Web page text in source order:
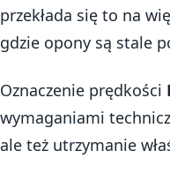
przekłada się to na
gdzie opony są stale
Oznaczenie prędkości
wymaganiami
ale też utrzymanie